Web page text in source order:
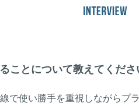
ことについて教えてくださ
で使い勝手を重視しながらプ